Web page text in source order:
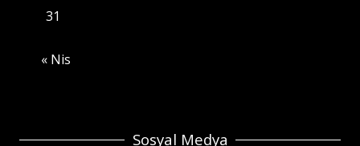
31
« Nis
Sosyal Medya